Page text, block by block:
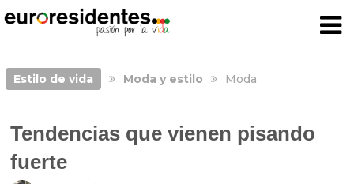
Estilo de vida Moda y estilo Moda
Tendencias que vienen pisando
fuerte